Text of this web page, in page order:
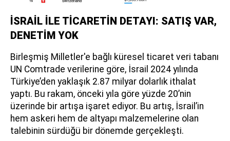
İSRAİL İLE TİCARETİN DETAYI: SATIŞ VAR,
DENETİM YOK
Birleşmiş Milletler'e bağlı küresel ticaret veri tabanı
UN Comtrade verilerine göre, İsrail 2024 yılında
Türkiye’den yaklaşık 2.87 milyar dolarlık ithalat
yaptı. Bu rakam, önceki yıla göre yüzde 20’nin
üzerinde bir artışa işaret ediyor. Bu artış, İsrail’in
hem askeri hem de altyapı malzemelerine olan
talebinin sürdüğü bir dönemde gerçekleşti.